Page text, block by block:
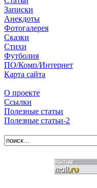
Записки
Анекдоты
Фотогалерея
Сказки
Стихи
Футболия
ПО/Комп/Интернет
Карта сайта
О проекте
Ссылки
Полезные статьи
Полезные статьи-2